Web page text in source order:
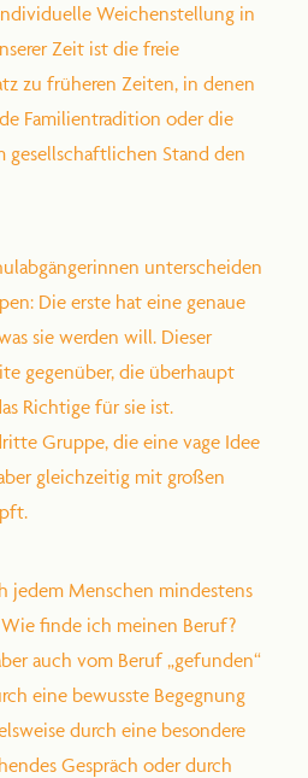
Weichenstellung in
Zeit ist die freie
zu früheren Zeiten, in denen
Familientradition oder die
gesellschaftlichen Stand den
unterscheiden
Die erste hat eine genaue
sie werden will. Dieser
gegenüber, die überhaupt
Richtige für sie ist.
Gruppe, die eine vage Idee
gleichzeitig mit großen
jedem Menschen mindestens
finde ich meinen Beruf?
auch vom Beruf „gefunden“
eine bewusste Begegnung
durch eine besondere
Gespräch oder durch